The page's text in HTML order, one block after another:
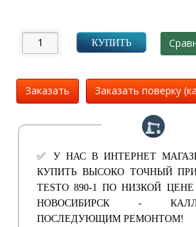
КУПИТЬ
Заказать Заказать поверку
✅ У НАС В ИНТЕРНЕТ
КУПИТЬ ВЫСОКО ТОЧНЫЙ
TESTO 890-1 ПО НИЗКОЙ
НОВОСИБИРСК -
ПОСЛЕДУЮЩИМ РЕМОНТОМ!